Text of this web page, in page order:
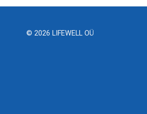
© 2026 LIFEWELL OÜ